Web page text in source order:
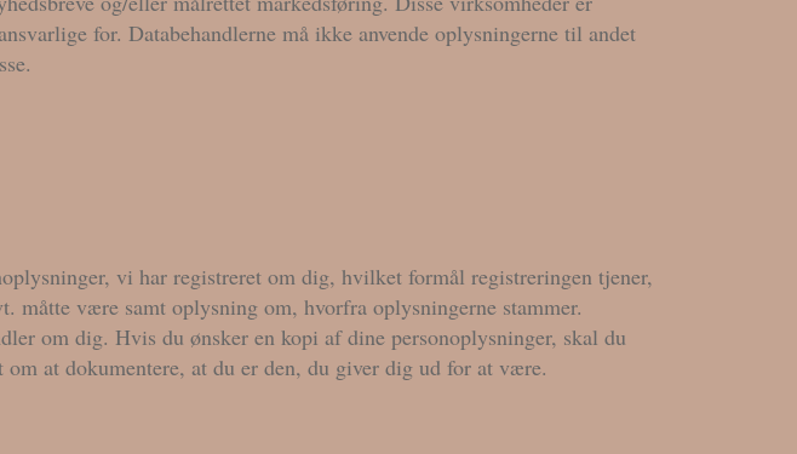
for. Databehandlerne må ikke anvende oplysningerne til andet
vi har registreret om dig, hvilket formål registreringen tjener,
måtte være samt oplysning om, hvorfra oplysningerne stammer.
om dig. Hvis du ønsker en kopi af dine personoplysninger, skal du
at dokumentere, at du er den, du giver dig ud for at være.